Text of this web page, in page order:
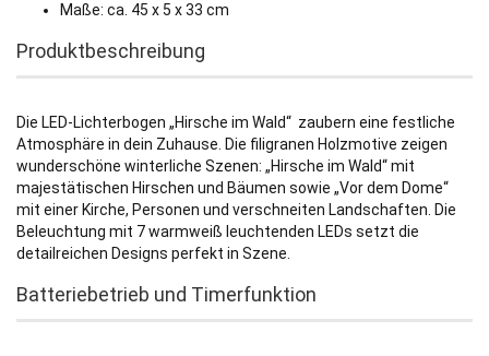
Maße: ca. 45 x 5 x 33 cm
Produktbeschreibung
Die LED-Lichterbogen „Hirsche im Wald“ zaubern eine festliche
Atmosphäre in dein Zuhause. Die filigranen Holzmotive zeigen
wunderschöne winterliche Szenen: „Hirsche im Wald“ mit
majestätischen Hirschen und Bäumen sowie „Vor dem Dome“
mit einer Kirche, Personen und verschneiten Landschaften. Die
Beleuchtung mit 7 warmweiß leuchtenden LEDs setzt die
detailreichen Designs perfekt in Szene.
Batteriebetrieb und Timerfunktion